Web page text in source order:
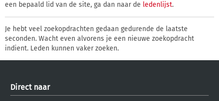
een bepaald lid van de site, ga dan naar de ledenlijst.
Je hebt veel zoekopdrachten gedaan gedurende de laatste
seconden. Wacht even alvorens je een nieuwe zoekopdracht
indient. Leden kunnen vaker zoeken.
Direct naar